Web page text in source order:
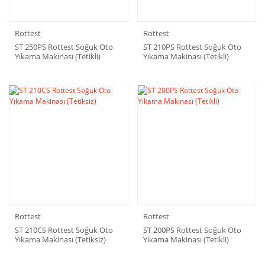
Rottest
ST 250PS Rottest Soğuk Oto
Yıkama Makinası (Tetikli)
Rottest
ST 210PS Rottest Soğuk Oto
Yıkama Makinası (Tetikli)
Rottest
ST 210CS Rottest Soğuk Oto
Yıkama Makinası (Tetiksiz)
Rottest
ST 200PS Rottest Soğuk Oto
Yıkama Makinası (Tetikli)